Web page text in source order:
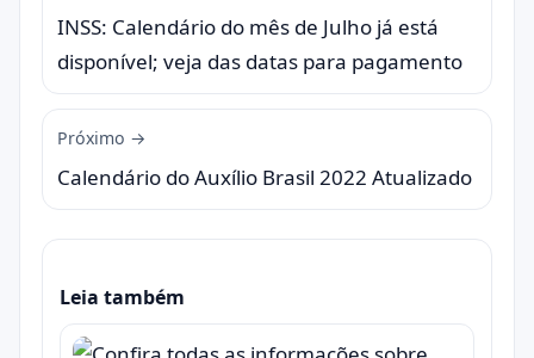
INSS: Calendário do mês de Julho já está
disponível; veja das datas para pagamento
Próximo →
Calendário do Auxílio Brasil 2022 Atualizado
Leia também